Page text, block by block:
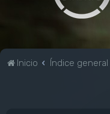
Inicio Índice general